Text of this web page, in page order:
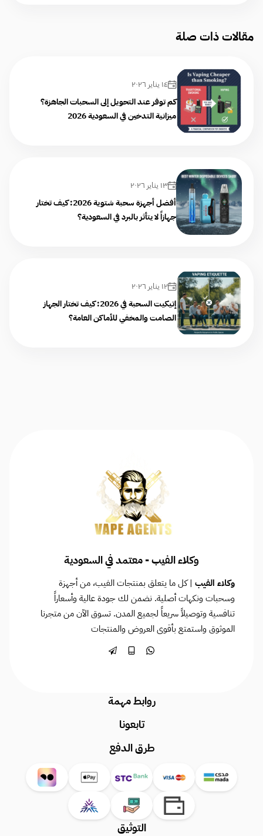
مقالات ذات صلة
١٤ يناير ٢٠٢٦
كم توفر عند التحويل إلى السحبات الجاهزة؟
ميزانية التدخين في السعودية 2026
١٣ يناير ٢٠٢٦
أفضل أجهزة سحبة شتوية 2026: كيف تختار
جهازاً لا يتأثر بالبرد في السعودية؟
١٢ يناير ٢٠٢٦
إتيكيت السحبة في 2026: كيف تختار الجهاز
الصامت والمخفي للأماكن العامة؟
وكلاء الفيب - معتمد في السعودية
وكلاء الفيب | كل ما يتعلق بمنتجات الفيب، من أجهزة
وسحبات ونكهات أصلية. نضمن لك جودة عالية وأسعاراً
تنافسية وتوصيلاً سريعاً لجميع المدن. تسوق الآن من متجرنا
الموثوق واستمتع بأقوى العروض والمنتجات
روابط مهمة
تابعونا
طرق الدفع
التوثيق